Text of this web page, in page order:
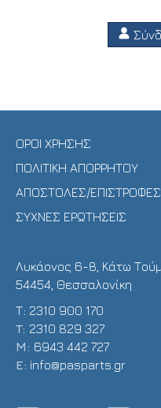
ΟΡΟΙ ΧΡΗΣΗΣ
ΠΟΛΙΤΙΚΗ ΑΠΟΡΡΗΤΟΥ
ΑΠΟΣΤΟΛΕΣ/ΕΠΙΣΤΡΟΦΕΣ
ΣΥΧΝΕΣ ΕΡΩΤΗΣΕΙΣ
Λυκάονος 6-8, Κάτω
54454, Θεσσαλονίκη
Τ: 2310 900 170
T: 2310 829 327
Μ: 6943 442 727
E: info@pasparts.gr